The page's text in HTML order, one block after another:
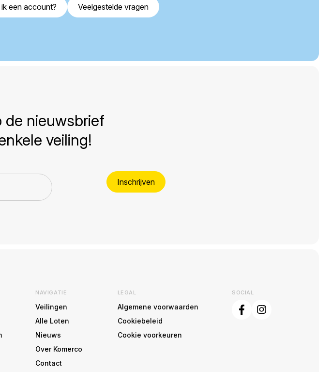
een account? Veelgestelde vragen
de nieuwsbrief
veiling!
Inschrijven
NAVIGATIE
Veilingen
Alle Loten
Nieuws
Over Komerco
Contact
LEGAL
Algemene voorwaarden
Cookiebeleid
Cookie voorkeuren
SOCIAL